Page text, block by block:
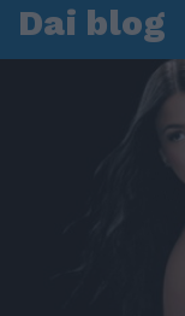
Dai blog